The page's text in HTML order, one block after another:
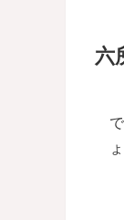
六